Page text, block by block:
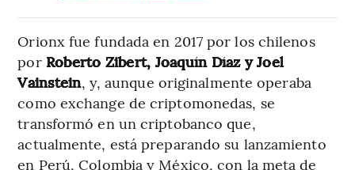
Orionx fue fundada en 2017 por los chilenos
por Roberto Zibert, Joaquín Díaz y Joel
Vainstein, y, aunque originalmente operaba
como exchange de criptomonedas, se
transformó en un criptobanco que,
actualmente, está preparando su lanzamiento
en Perú, Colombia y México, con la meta de